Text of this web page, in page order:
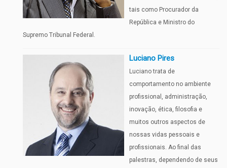
tais como Procurador da
República e Ministro do
Supremo Tribunal Federal.
Luciano Pires
Luciano trata de
comportamento no ambiente
profissional, administração,
inovação, ética, filosofia e
muitos outros aspectos de
nossas vidas pessoais e
profissionais. Ao final das
palestras, dependendo de seus